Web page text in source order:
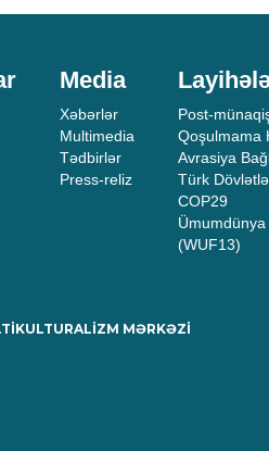
Media
Xəbərlər
Multimedia
Tədbirlər
Press-reliz
Post-
Qoşulmama
Avrasiya
Türk
COP29
(WUF13)
MƏRKƏZİ